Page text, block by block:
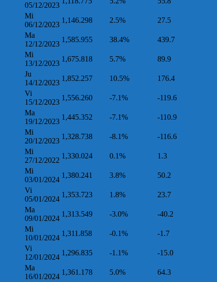
05/12/2023
Mi
06/12/2023
1,146.298 2.5%
27.5
Ma
12/12/2023
1,585.955 38.4%
439.7
Mi
13/12/2023
1,675.818 5.7%
89.9
Ju
14/12/2023
1,852.257 10.5%
176.4
Vi
15/12/2023
1,556.260 -7.1%
-119.6
Ma
19/12/2023
1,445.352 -7.1%
-110.9
Mi
20/12/2023
1,328.738 -8.1%
-116.6
Mi
27/12/2022
1,330.024 0.1%
1.3
Mi
03/01/2024
1,380.241 3.8%
50.2
Vi
05/01/2024
1,353.723 1.8%
23.7
Ma
09/01/2024
1,313.549 -3.0%
-40.2
Mi
10/01/2024
1,311.858 -0.1%
-1.7
Vi
12/01/2024
1,296.835 -1.1%
-15.0
Ma
16/01/2024
1,361.178 5.0%
64.3